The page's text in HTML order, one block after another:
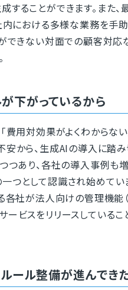
することができます。また
における多様な業務を手
できない対面での顧客対応
下がっているから
費用対効果がよくわからな
から、生成AIの導入に踏
あり、各社の導入事例も
つとして認識され始めてい
各社が法人向けの管理機能
ビスをリリースしている
ール整備が進んでき